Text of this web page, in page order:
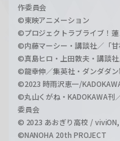
作委員会
©東映アニメーション
©プロジェクトラブライブ！
©内藤マーシー・講談社／「
©真島ヒロ・上田敦夫・講談
©龍幸伸／集英社・ダンダダ
©2023 時雨沢恵一/
©丸山くがね・KADOKAWA刊
委員会
© 2023 あおぎり高校 /
©NANOHA 20th PROJECT